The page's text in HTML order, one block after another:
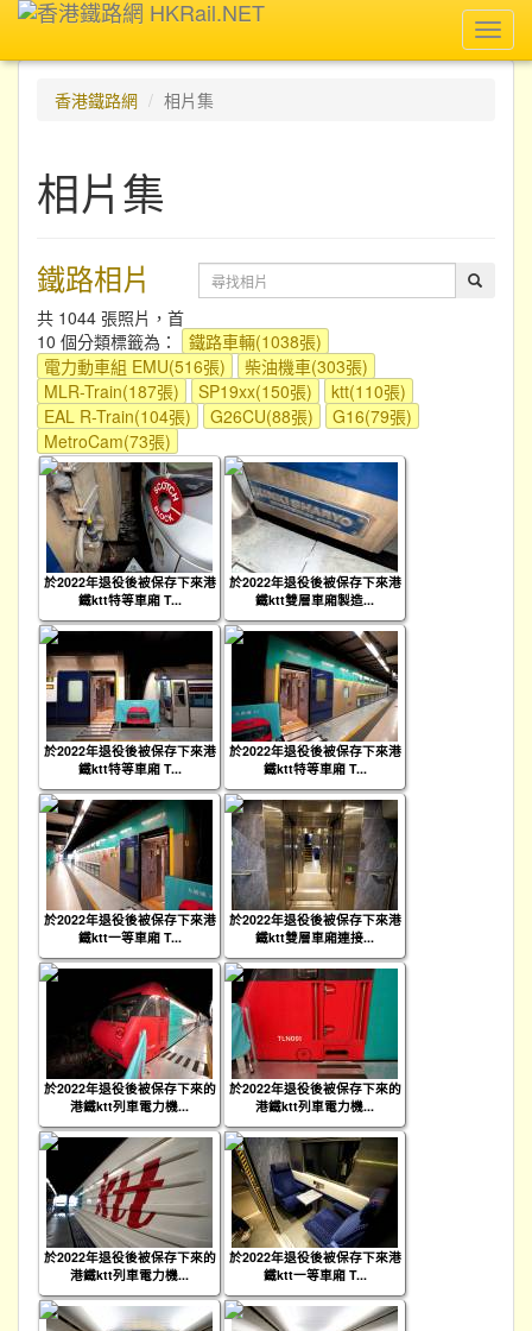
香港鐵路網
相片集
相片集
鐵路相片
共 1044 張照片，首
10 個分類標籤為：
鐵路車輛(1038張)
電力動車組 EMU(516張)
柴油機車(303張)
MLR-Train(187張)
SP19xx(150張)
ktt(110張)
EAL R-Train(104張)
G26CU(88張)
G16(79張)
MetroCam(73張)
於2022年退役後被保存下來港
鐵ktt特等車廂 T...
於2022年退役後被保存下來港
鐵ktt雙層車廂製造...
於2022年退役後被保存下來港
鐵ktt特等車廂 T...
於2022年退役後被保存下來港
鐵ktt特等車廂 T...
於2022年退役後被保存下來港
鐵ktt一等車廂 T...
於2022年退役後被保存下來港
鐵ktt雙層車廂連接...
於2022年退役後被保存下來的
港鐵ktt列車電力機...
於2022年退役後被保存下來的
港鐵ktt列車電力機...
於2022年退役後被保存下來的
港鐵ktt列車電力機...
於2022年退役後被保存下來港
鐵ktt一等車廂 T...